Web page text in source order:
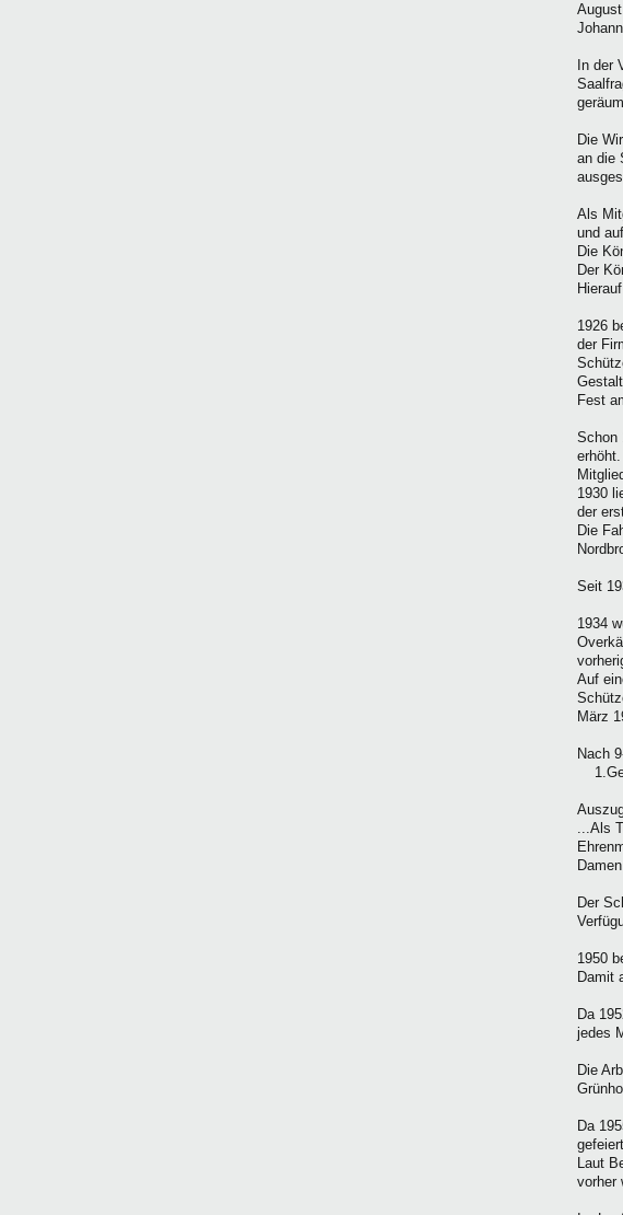
In der
Die
an die
Als
und
Die
Der
1926
der
Fest
Schon
1930
der
Die
Seit
1934
Auf
März
Nach
...Als
Der
1950
Damit
Da
jedes
Die
Da
Laut
vorher